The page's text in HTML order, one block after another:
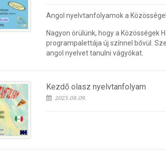
Angol nyelvtanfolyamok a
Nagyon örülünk, hogy a Közösségek
programpalettája új színnel bővül.
angol nyelvet tanulni vágyókat.
Kezdő olasz nyelvtanfolyam
2023.08.09.